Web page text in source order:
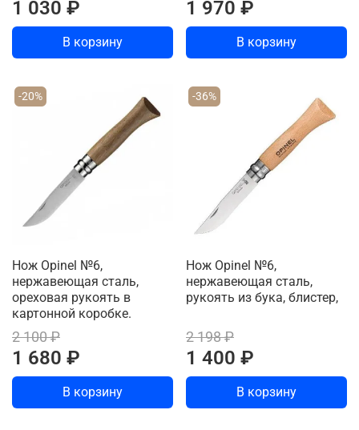
1 030 ₽
В корзину
1 970 ₽
В корзину
-20%
Нож Opinel №6,
нержавеющая сталь,
ореховая рукоять в
картонной коробке.
2 100 ₽
1 680 ₽
В корзину
-36%
Нож Opinel №6,
нержавеющая сталь,
рукоять из бука, блистер,
2 198 ₽
1 400 ₽
В корзину